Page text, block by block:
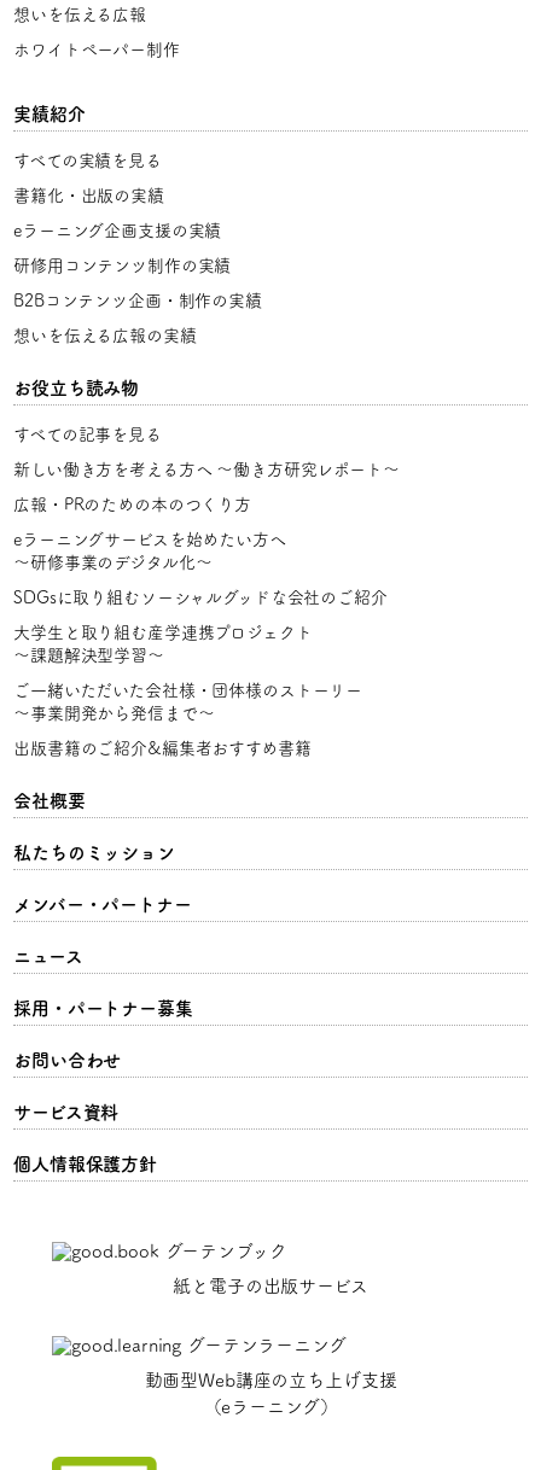
想いを伝える広報
ホワイトペーパー制作
実績紹介
すべての実績を見る
書籍化・出版の実績
eラーニング企画支援の実績
研修用コンテンツ制作の実績
B2Bコンテンツ企画・制作の実績
想いを伝える広報の実績
お役立ち読み物
すべての記事を見る
新しい働き方を考える方へ 〜働き方研究レポート〜
広報・PRのための本のつくり方
eラーニングサービスを始めたい方へ
〜研修事業のデジタル化〜
SDGsに取り組むソーシャルグッドな会社のご紹介
大学生と取り組む産学連携プロジェクト
〜課題解決型学習〜
ご一緒いただいた会社様・団体様のストーリー
〜事業開発から発信まで〜
出版書籍のご紹介&編集者おすすめ書籍
会社概要
私たちのミッション
メンバー・パートナー
ニュース
採用・パートナー募集
お問い合わせ
サービス資料
個人情報保護方針
紙と電子の出版サービス
動画型Web講座の立ち上げ支援
（eラーニング）